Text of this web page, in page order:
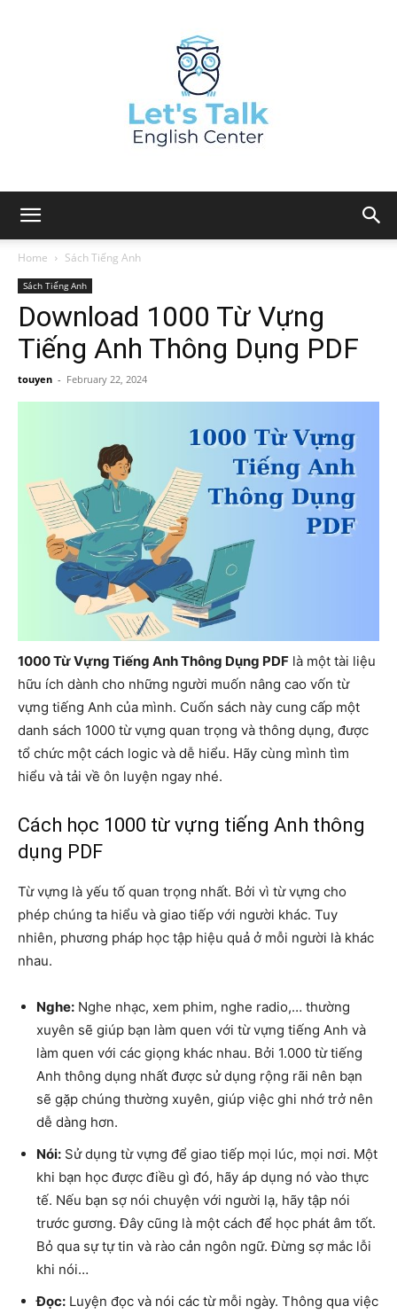
Home Sách Tiếng Anh
Sách Tiếng Anh
Download 1000 Từ Vựng
Tiếng Anh Thông Dụng PDF
touyen - February 22, 2024
1000 Từ Vựng Tiếng Anh Thông Dụng PDF là một tài liệu
hữu ích dành cho những người muốn nâng cao vốn từ
vựng tiếng Anh của mình. Cuốn sách này cung cấp một
danh sách 1000 từ vựng quan trọng và thông dụng, được
tổ chức một cách logic và dễ hiểu. Hãy cùng mình tìm
hiểu và tải về ôn luyện ngay nhé.
Cách học 1000 từ vựng tiếng Anh thông
dụng PDF
Từ vựng là yếu tố quan trọng nhất. Bởi vì từ vựng cho
phép chúng ta hiểu và giao tiếp với người khác. Tuy
nhiên, phương pháp học tập hiệu quả ở mỗi người là khác
nhau.
Nghe: Nghe nhạc, xem phim, nghe radio,… thường
xuyên sẽ giúp bạn làm quen với từ vựng tiếng Anh và
làm quen với các giọng khác nhau. Bởi 1.000 từ tiếng
Anh thông dụng nhất được sử dụng rộng rãi nên bạn
sẽ gặp chúng thường xuyên, giúp việc ghi nhớ trở nên
dễ dàng hơn.
Nói: Sử dụng từ vựng để giao tiếp mọi lúc, mọi nơi. Một
khi bạn học được điều gì đó, hãy áp dụng nó vào thực
tế. Nếu bạn sợ nói chuyện với người lạ, hãy tập nói
trước gương. Đây cũng là một cách để học phát âm tốt.
Bỏ qua sự tự tin và rào cản ngôn ngữ. Đừng sợ mắc lỗi
khi nói…
Đọc: Luyện đọc và nói các từ mỗi ngày. Thông qua việc